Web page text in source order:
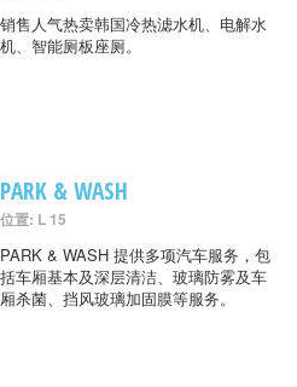
销售人气热卖韩国冷热滤水机、电解水
机、智能厕板座厕。
PARK & WASH
位置: L 15
PARK & WASH 提供多项汽车服务，包
括车厢基本及深层清洁、玻璃防雾及车
厢杀菌、挡风玻璃加固膜等服务。